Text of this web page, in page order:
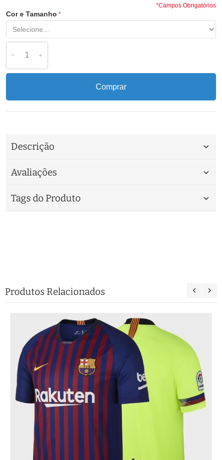
Cor e Tamanho
*Campos Obrigatórios
Comprar
Descrição
Avaliações
Tags do Produto
Produtos Relacionados